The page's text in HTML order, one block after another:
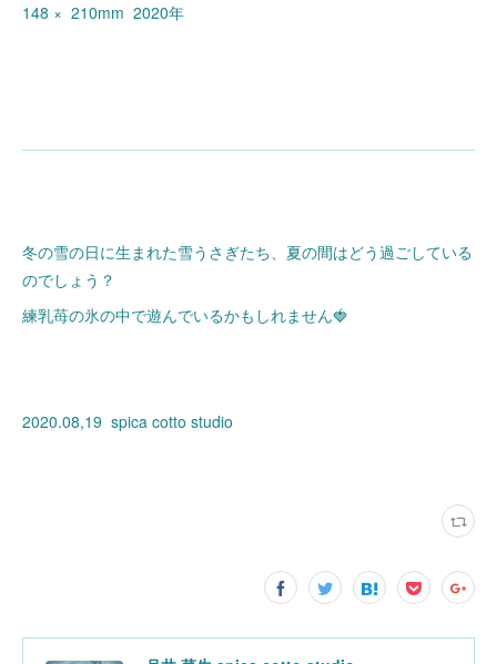
148 × 210mm 2020年
冬の雪の日に生まれた雪うさぎたち、夏の間はどう過ごしている
のでしょう？
練乳苺の氷の中で遊んでいるかもしれません🍓
2020.08,19 spica cotto studio